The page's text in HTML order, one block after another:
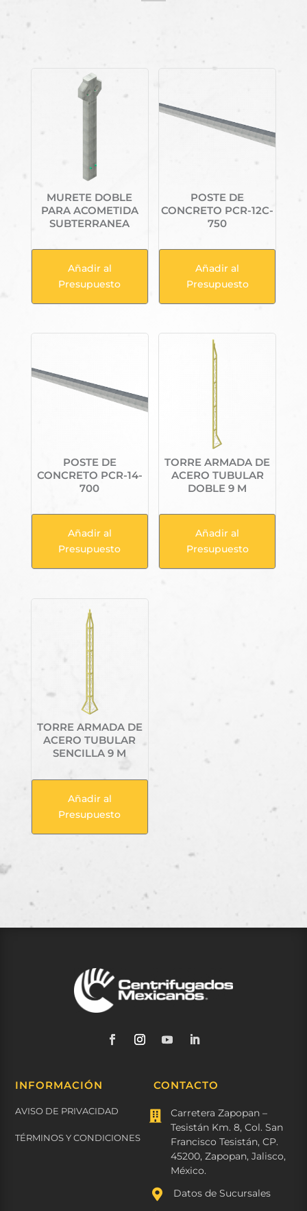
MURETE DOBLE
PARA ACOMETIDA
SUBTERRANEA
Añadir al
Presupuesto
POSTE DE
CONCRETO PCR-12C-
750
Añadir al
Presupuesto
POSTE DE
CONCRETO PCR-14-
700
Añadir al
Presupuesto
TORRE ARMADA DE
ACERO TUBULAR
DOBLE 9 M
Añadir al
Presupuesto
TORRE ARMADA DE
ACERO TUBULAR
SENCILLA 9 M
Añadir al
Presupuesto
INFORMACIÓN
AVISO DE PRIVACIDAD
TÉRMINOS Y CONDICIONES
CONTACTO

Carretera Zapopan –
Tesistán Km. 8, Col. San
Francisco Tesistán, CP.
45200, Zapopan, Jalisco,
México.
 Datos de Sucursales